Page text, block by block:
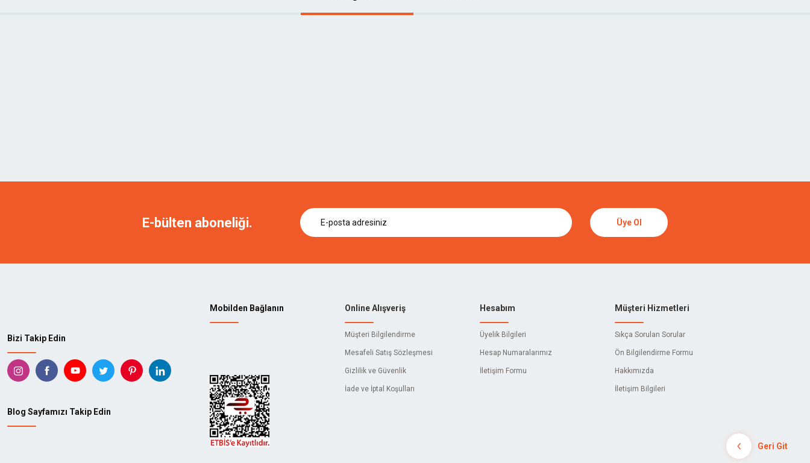
E-bülten aboneliği. Üye Ol
Bizi Takip Edin
Blog Sayfamızı Takip Edin
Mobilden Bağlanın Online Alışveriş
Müşteri Bilgilendirme
Mesafeli Satış Sözleşmesi
Gizlilik ve Güvenlik
İade ve İptal Koşulları
Hesabım
Üyelik Bilgileri
Hesap Numaralarımız
İletişim Formu
Müşteri Hizmetleri
Sıkça Sorulan Sorular
Ön Bilgilendirme Formu
Hakkımızda
İletişim Bilgileri
Geri Git